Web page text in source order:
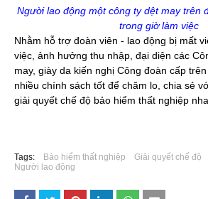
Người lao động một công ty dệt may trên
trong giờ làm việc
Nhằm hỗ trợ đoàn viên - lao động bị mất
việc, ảnh hưởng thu nhập, đại diện các
may, giày da kiến nghị Công đoàn cấp
nhiều chính sách tốt để chăm lo, chia sẻ
giải quyết chế độ bảo hiểm thất nghiệp
Tags: Bảo hiểm thất nghiệp Giải quyết chế độ
Người lao động